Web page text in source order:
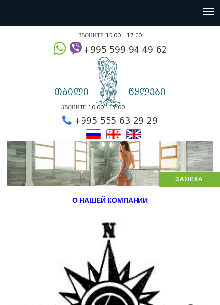
ЗАЯВКА
ЗВОНИТЕ 10:00 - 17:00
თბილი წყლები
ЗВОНИТЕ 10:00 - 17:00
+995 555 63 29
О НАШЕЙ КОМПАНИИ